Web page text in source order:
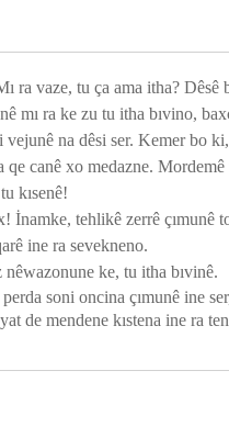
ra vaze, tu ça ama itha?
mı ra ke zu tu itha bıvino,
na dêsi ser. Kemer bo
canê xo medazne. Mordemê
kısenê!
İnamke, tehlikê zerrê çımunê
ine ra sevekneno.
nêwazonune ke, tu itha bıvinê.
soni oncina çımunê ine
de mendene kıstena ine ra